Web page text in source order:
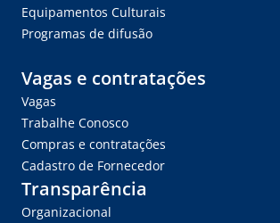
Equipamentos Culturais
Programas de difusão
Vagas e contratações
Vagas
Trabalhe Conosco
Compras e contratações
Cadastro de Fornecedor
Transparência
Organizacional